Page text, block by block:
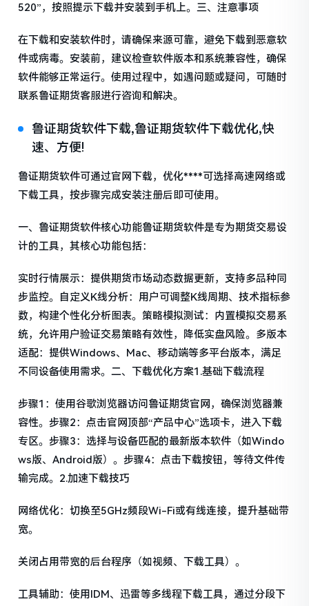
520”，按照提示下载并安装到手机上。三、注意事项
在下载和安装软件时，请确保来源可靠，避免下载到恶意软
件或病毒。安装前，建议检查软件版本和系统兼容性，确保
软件能够正常运行。使用过程中，如遇问题或疑问，可随时
联系鲁证期货客服进行咨询和解决。
鲁证期货软件下载,鲁证期货软件下载优化,快
速、方便!
鲁证期货软件可通过官网下载，优化****可选择高速网络或
下载工具，按步骤完成安装注册后即可使用。
一、鲁证期货软件核心功能鲁证期货软件是专为期货交易设
计的工具，其核心功能包括：
实时行情展示：提供期货市场动态数据更新，支持多品种同
步监控。自定义K线分析：用户可调整K线周期、技术指标参
数，构建个性化分析图表。策略模拟测试：内置模拟交易系
统，允许用户验证交易策略有效性，降低实盘风险。多版本
适配：提供Windows、Mac、移动端等多平台版本，满足
不同设备使用需求。二、下载优化方案1.基础下载流程
步骤1：使用谷歌浏览器访问鲁证期货官网，确保浏览器兼
容性。步骤2：点击官网顶部“产品中心”选项卡，进入下载
专区。步骤3：选择与设备匹配的最新版本软件（如Windo
ws版、Android版）。步骤4：点击下载按钮，等待文件传
输完成。2.加速下载技巧
网络优化：切换至5GHz频段Wi-Fi或有线连接，提升基础带
宽。
关闭占用带宽的后台程序（如视频、下载工具）。
工具辅助：使用IDM、迅雷等多线程下载工具，通过分段下